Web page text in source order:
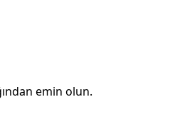
emin olun.